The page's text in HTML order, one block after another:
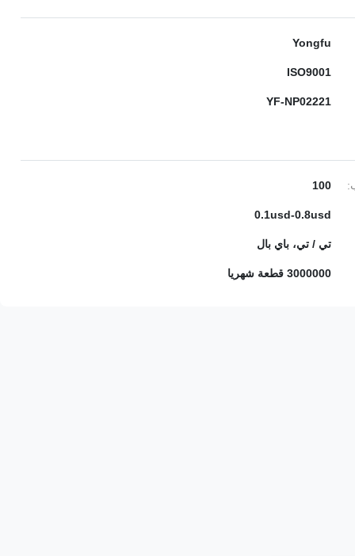
Yongfu
ISO9001
YF-NP02221
100
0.1usd-0.8usd
تي / تي، باي بال
3000000 قطعة شهريا